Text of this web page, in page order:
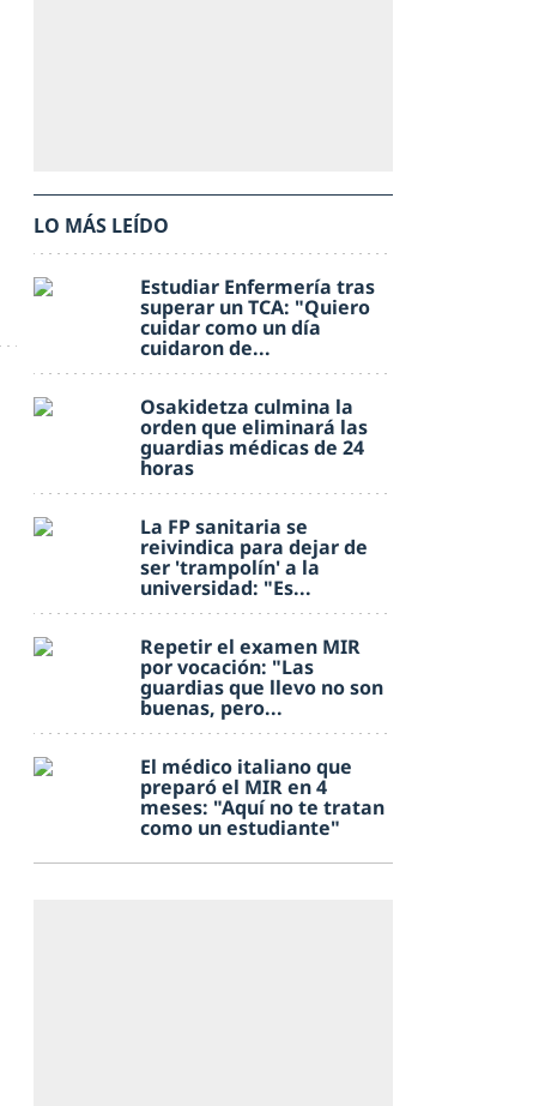
LO MÁS LEÍDO
Estudiar Enfermería tras
superar un TCA: "Quiero
cuidar como un día
cuidaron de...
Osakidetza culmina la
orden que eliminará las
guardias médicas de 24
horas
La FP sanitaria se
reivindica para dejar de
ser 'trampolín' a la
universidad: "Es...
Repetir el examen MIR
por vocación: "Las
guardias que llevo no son
buenas, pero...
El médico italiano que
preparó el MIR en 4
meses: "Aquí no te tratan
como un estudiante"